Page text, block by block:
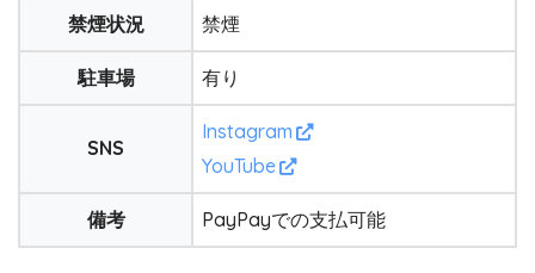
禁煙状況 禁煙
駐車場 有り
SNS
Instagram
YouTube
備考 PayPayでの支払可能